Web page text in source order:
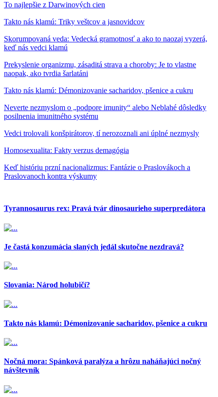
To najlepšie z Darwinových cien
Takto nás klamú: Triky veštcov a jasnovidcov
Skorumpovaná veda: Vedecká gramotnosť a ako to naozaj vyzerá,
keď nás vedci klamú
Prekyslenie organizmu, zásaditá strava a choroby: Je to vlastne
naopak, ako tvrdia šarlatáni
Takto nás klamú: Démonizovanie sacharidov, pšenice a cukru
Neverte nezmyslom o „podpore imunity“ alebo Neblahé dôsledky
posilnenia imunitného systému
Vedci trolovali konšpirátorov, tí nerozoznali ani úplné nezmysly
Homosexualita: Fakty verzus demagógia
Keď históriu przní nacionalizmus: Fantázie o Praslovákoch a
Praslovanoch kontra výskumy
Tyrannosaurus rex: Pravá tvár dinosaurieho superpredátora
Je častá konzumácia slaných jedál skutočne nezdravá?
Slovania: Národ holubičí?
Takto nás klamú: Démonizovanie sacharidov, pšenice a cukru
Nočná mora: Spánková paralýza a hrôzu naháňajúci nočný
návštevník